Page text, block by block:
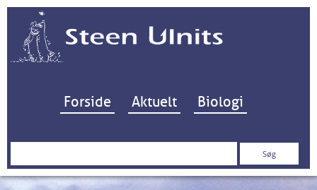
Hop til indhold
Forside Aktuelt Biologi
Søg